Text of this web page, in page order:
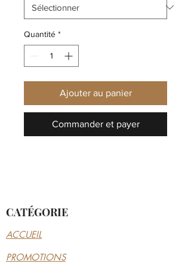
Quantité *
Ajouter au panier
Commander et payer
CATÉGORIE
ACCUEIL
PROMOTIONS